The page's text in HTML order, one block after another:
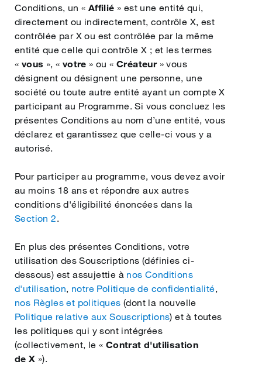
Conditions, un « Affilié » est une entité qui,
directement ou indirectement, contrôle X, est
contrôlée par X ou est contrôlée par la même
entité que celle qui contrôle X ; et les termes
« vous », « votre » ou «Créateur» vous
désignent ou désignent une personne, une
société ou toute autre entité ayant un compte X
participant au Programme. Si vous concluez les
présentes Conditions au nom d’une entité, vous
déclarez et garantissez que celle-ci vous y a
autorisé.
Pour participer au programme, vous devez avoir
au moins 18 ans et répondre aux autres
conditions d'éligibilité énoncées dans la
Section 2.
En plus des présentes Conditions, votre
utilisation des Souscriptions (définies ci-
dessous) est assujettie à nos Conditions
d'utilisation, notre Politique de confidentialité,
nos Règles et politiques (dont la nouvelle
Politique relative aux Souscriptions) et à toutes
les politiques qui y sont intégrées
(collectivement, le « Contrat d'utilisation
de X »).
简体中文
Čeština
Ελληνικά
Norsk
Română
Nederlands
Български
Dansk
Eesti